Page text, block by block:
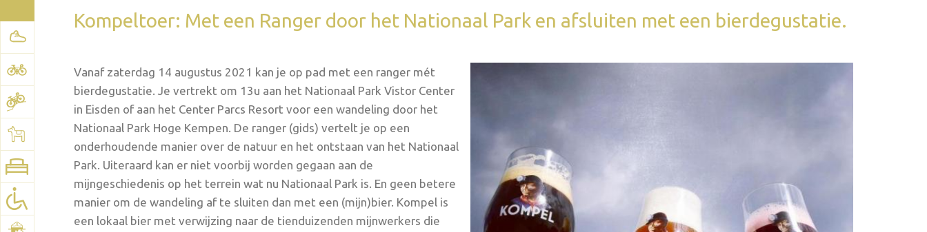
Kompeltoer: Met een Ranger door het Nationaal Park en afsluiten met een bierdegustatie.
Vanaf zaterdag 14 augustus 2021 kan je op pad met een ranger mét
bierdegustatie. Je vertrekt om 13u aan het Nationaal Park Vistor Center
in Eisden of aan het Center Parcs Resort voor een wandeling door het
Nationaal Park Hoge Kempen. De ranger (gids) vertelt je op een
onderhoudende manier over de natuur en het ontstaan van het Nationaal
Park. Uiteraard kan er niet voorbij worden gegaan aan de
mijngeschiedenis op het terrein wat nu Nationaal Park is. En geen betere
manier om de wandeling af te sluiten dan met een (mijn)bier. Kompel is
een lokaal bier met verwijzing naar de tienduizenden mijnwerkers die